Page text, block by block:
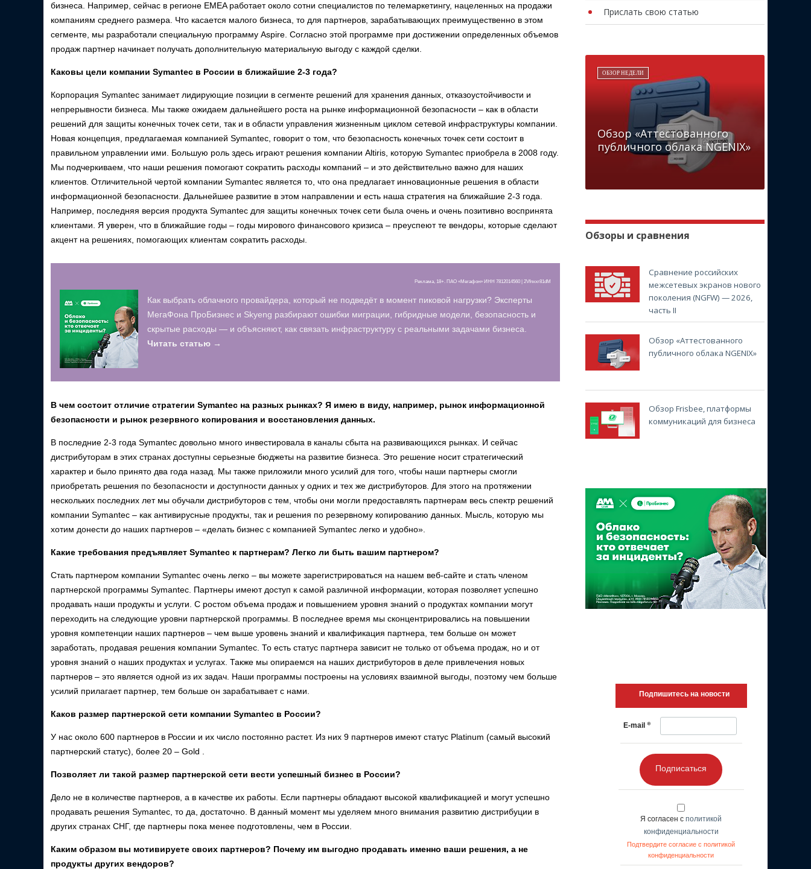
бизнеса. Например, сейчас в регионе EMEA работает около сотни специалистов по телемаркетингу, нацеленных на продажи
компаниям среднего размера. Что касается малого бизнеса, то для партнеров, зарабатывающих преимущественно в этом
сегменте, мы разработали специальную программу Aspire. Согласно этой программе при достижении определенных объемов
продаж партнер начинает получать дополнительную материальную выгоду с каждой сделки.
Каковы цели компании Symantec в России в ближайшие 2-3 года?
Корпорация Symantec занимает лидирующие позиции в сегменте решений для хранения данных, отказоустойчивости и
непрерывности бизнеса. Мы также ожидаем дальнейшего роста на рынке информационной безопасности – как в области
решений для защиты конечных точек сети, так и в области управления жизненным циклом сетевой инфраструктуры компании.
Новая концепция, предлагаемая компанией Symantec, говорит о том, что безопасность конечных точек сети состоит в
правильном управлении ими. Большую роль здесь играют решения компании Altiris, которую Symantec приобрела в 2008 году.
Мы подчеркиваем, что наши решения помогают сократить расходы компаний – и это действительно важно для наших
клиентов. Отличительной чертой компании Symantec является то, что она предлагает инновационные решения в области
информационной безопасности. Дальнейшее развитие в этом направлении и есть наша стратегия на ближайшие 2-3 года.
Например, последняя версия продукта Symantec для защиты конечных точек сети была очень и очень позитивно воспринята
клиентами. Я уверен, что в ближайшие годы – годы мирового финансового кризиса – преуспеют те вендоры, которые сделают
акцент на решениях, помогающих клиентам сократить расходы.
Реклама, 18+. ПАО «Мегафон» ИНН 7812014560 | 2Vfnxxr81dM
Как выбрать облачного провайдера, который не подведёт в момент пиковой нагрузки? Эксперты
МегаФона ПроБизнес и Skyeng разбирают ошибки миграции, гибридные модели, безопасность и
скрытые расходы — и объясняют, как связать инфраструктуру с реальными задачами бизнеса.
Читать статью →
В чем состоит отличие стратегии Symantec на разных рынках? Я имею в виду, например, рынок информационной
безопасности и рынок резервного копирования и восстановления данных.
В последние 2-3 года Symantec довольно много инвестировала в каналы сбыта на развивающихся рынках. И сейчас
дистрибуторам в этих странах доступны серьезные бюджеты на развитие бизнеса. Это решение носит стратегический
характер и было принято два года назад. Мы также приложили много усилий для того, чтобы наши партнеры смогли
приобретать решения по безопасности и доступности данных у одних и тех же дистрибуторов. Для этого на протяжении
нескольких последних лет мы обучали дистрибуторов с тем, чтобы они могли предоставлять партнерам весь спектр решений
компании Symantec – как антивирусные продукты, так и решения по резервному копированию данных. Мысль, которую мы
хотим донести до наших партнеров – «делать бизнес с компанией Symantec легко и удобно».
Какие требования предъявляет Symantec к партнерам? Легко ли быть вашим партнером?
Стать партнером компании Symantec очень легко – вы можете зарегистрироваться на нашем веб-сайте и стать членом
партнерской программы Symantec. Партнеры имеют доступ к самой различной информации, которая позволяет успешно
продавать наши продукты и услуги. С ростом объема продаж и повышением уровня знаний о продуктах компании могут
переходить на следующие уровни партнерской программы. В последнее время мы сконцентрировались на повышении
уровня компетенции наших партнеров – чем выше уровень знаний и квалификация партнера, тем больше он может
заработать, продавая решения компании Symantec. То есть статус партнера зависит не только от объема продаж, но и от
уровня знаний о наших продуктах и услугах. Также мы опираемся на наших дистрибуторов в деле привлечения новых
партнеров – это является одной из их задач. Наши программы построены на условиях взаимной выгоды, поэтому чем больше
усилий прилагает партнер, тем больше он зарабатывает с нами.
Каков размер партнерской сети компании Symantec в России?
У нас около 600 партнеров в России и их число постоянно растет. Из них 9 партнеров имеют статус Platinum (самый высокий
партнерский статус), более 20 – Gold .
Позволяет ли такой размер партнерской сети вести успешный бизнес в России?
Дело не в количестве партнеров, а в качестве их работы. Если партнеры обладают высокой квалификацией и могут успешно
продавать решения Symantec, то да, достаточно. В данный момент мы уделяем много внимания развитию дистрибуции в
других странах СНГ, где партнеры пока менее подготовлены, чем в России.
Каким образом вы мотивируете своих партнеров? Почему им выгодно продавать именно ваши решения, а не
продукты других вендоров?
Прислать свою статью
ОБЗОР НЕДЕЛИ
Обзор «Аттестованного
публичного облака NGENIX»
Обзоры и сравнения
Сравнение российских
межсетевых экранов нового
поколения (NGFW) — 2026,
часть II
Обзор «Аттестованного
публичного облака NGENIX»
Обзор Frisbee, платформы
коммуникаций для бизнеса
Подпишитесь на новости
E-mail *
Подписаться
Я согласен с политикой
конфиденциальности
Подтвердите согласие с политикой
конфиденциальности